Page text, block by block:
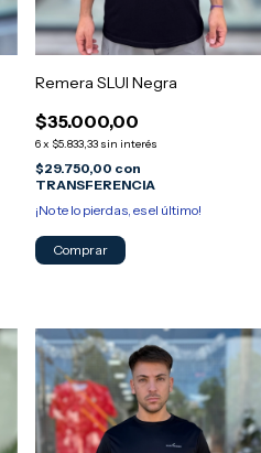
Remera SLUI Negra
$35.000,00
6x $5.833,33 sin interés
$29.750,00 con
TRANSFERENCIA
¡No te lo pierdas, es el último!
Comprar